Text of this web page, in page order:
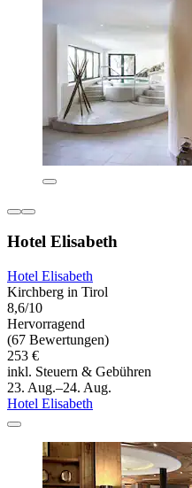
Hotel Elisabeth
Hotel Elisabeth
Kirchberg in Tirol
8,6/10
Hervorragend
(67 Bewertungen)
253 €
inkl. Steuern & Gebühren
23. Aug.–24. Aug.
Hotel Elisabeth